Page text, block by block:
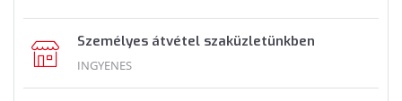
Személyes átvétel szaküzletünkben
INGYENES